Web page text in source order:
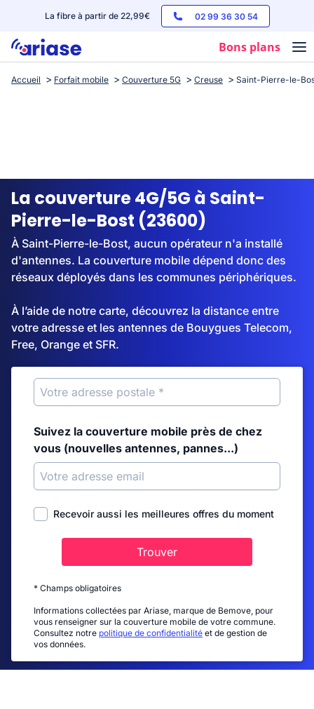
La fibre à partir de 22,99€ 02 99 36 30 54
Bons plans
Box internet
Streaming
Accueil Forfait mobile Couverture 5G Creuse Saint-Pierre-le-
La couverture 4G/5G à Saint-
Pierre-le-Bost (23600)
À Saint-Pierre-le-Bost, aucun opérateur n'a installé
d'antennes. La couverture mobile dépend donc des
réseaux déployés dans les communes périphériques.
À l’aide de notre carte, découvrez la distance entre
votre adresse et les antennes de Bouygues Telecom,
Free, Orange et SFR.
Suivez la couverture mobile près de chez
vous (nouvelles antennes, pannes...)
Recevoir aussi les meilleures offres du moment
Trouver
* Champs obligatoires
Informations collectées par Ariase, marque de Bemove, pour
vous renseigner sur la couverture mobile de votre commune.
Consultez notre politique de confidentialité et de gestion de
vos données.